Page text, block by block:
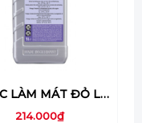
NƯỚC LÀM MÁT ĐỎ LIQUI MOLY (PHA SẴN) - 6924
214.000₫